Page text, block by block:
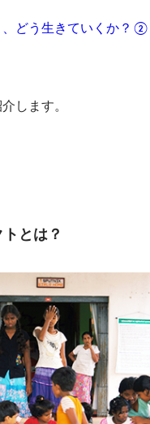
、どう生きていくか？
します。
とは？